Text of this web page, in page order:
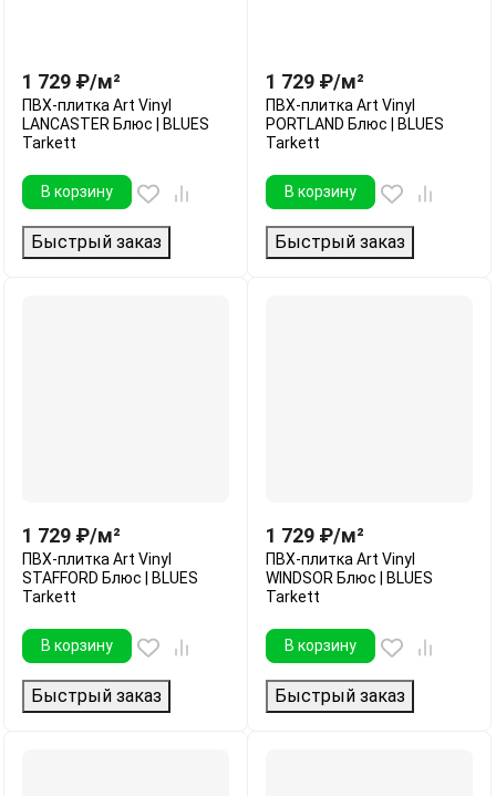
1 729 ₽/м²
ПВХ-плитка Art Vinyl
LANCASTER Блюс | BLUES
Tarkett
В корзину
Быстрый заказ
1 729 ₽/м²
ПВХ-плитка Art Vinyl
PORTLAND Блюс | BLUES
Tarkett
В корзину
Быстрый заказ
1 729 ₽/м²
ПВХ-плитка Art Vinyl
STAFFORD Блюс | BLUES
Tarkett
В корзину
Быстрый заказ
1 729 ₽/м²
ПВХ-плитка Art Vinyl
WINDSOR Блюс | BLUES
Tarkett
В корзину
Быстрый заказ